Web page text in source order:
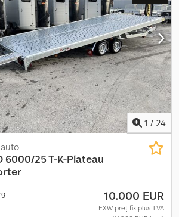
rezervăm dreptul la modificări, vânzare
1 / 24
6000/25 T-K-Plateau
10.000 EUR
EXW preț fix plus TVA